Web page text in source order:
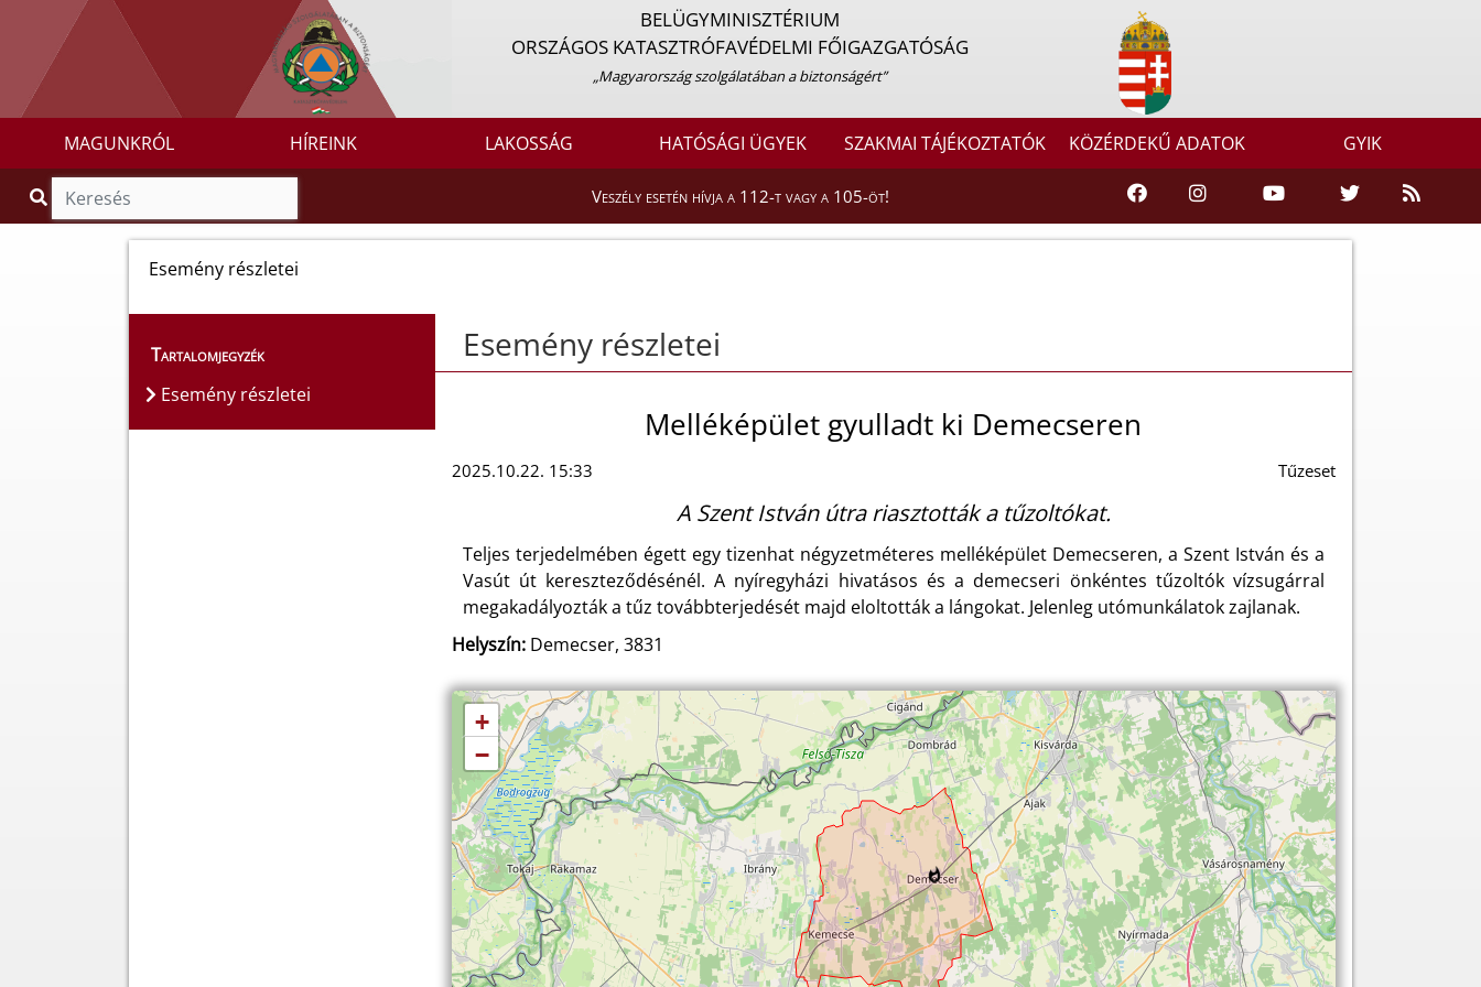
BELÜGYMINISZTÉRIUM
ORSZÁGOS KATASZTRÓFAVÉDELMI FŐIGAZGATÓSÁG
„Magyarország szolgálatában a biztonságért”
MAGUNKRÓL HÍREINK LAKOSSÁG HATÓSÁGI ÜGYEK SZAKMAI TÁJÉKOZTATÓK KÖZÉRDEKŰ ADATOK GYIK
Veszély esetén hívja a 112-t vagy a 105-öt!
Esemény részletei
Tartalomjegyzék
Esemény részletei
Esemény részletei
Melléképület gyulladt ki Demecseren
2025.10.22. 15:33 Tűzeset
A Szent István útra riasztották a tűzoltókat.
Teljes terjedelmében égett egy tizenhat négyzetméteres melléképület Demecseren, a Szent István és a
Vasút út kereszteződésénél. A nyíregyházi hivatásos és a demecseri önkéntes tűzoltók vízsugárral
megakadályozták a tűz továbbterjedését majd eloltották a lángokat. Jelenleg utómunkálatok zajlanak.
Helyszín:Demecser, 3831
+
−